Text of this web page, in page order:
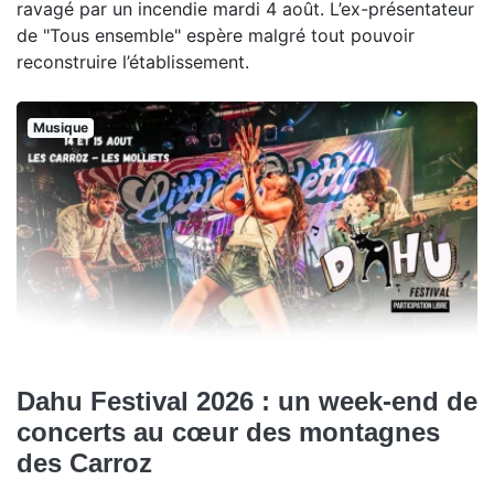
ravagé par un incendie mardi 4 août. L’ex-présentateur
de "Tous ensemble" espère malgré tout pouvoir
reconstruire l’établissement.
Musique
Dahu Festival 2026 : un week-end de
concerts au cœur des montagnes
des Carroz